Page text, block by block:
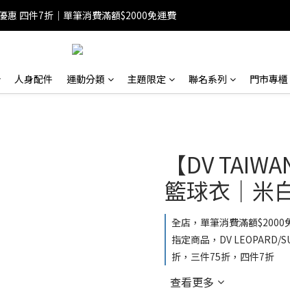
惠 四件7折｜單筆消費滿額$2000免運費
人身配件 運動分類 主題限定 聯名系列 門市專櫃
【DV
籃球衣｜米
全店，單筆消費滿額$2000
指定商品，DV LEOPARD/
折，三件75折，四件7折
查看更多